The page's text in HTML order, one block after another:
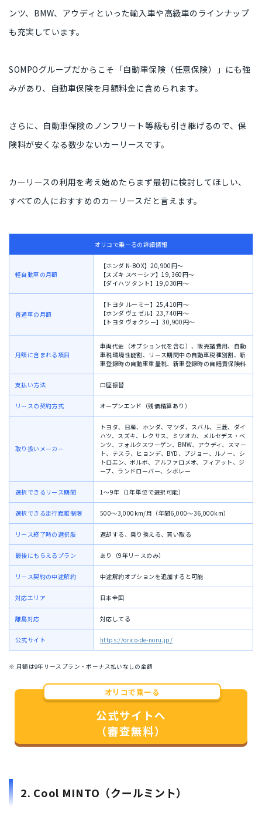
ンツ、BMW、アウディといった輸入車や高級車のラインナップ
も充実しています。
SOMPOグループだからこそ「自動車保険（任意保険）」にも強
みがあり、自動車保険を月額料金に含められます。
さらに、自動車保険のノンフリート等級も引き継げるので、保
険料が安くなる数少ないカーリースです。
カーリースの利用を考え始めたらまず最初に検討してほしい、
すべての人におすすめのカーリースだと言えます。
オリコで乗ーるの詳細情報
軽自動車の月額
【ホンダ N-BOX】20,900円〜
【スズキ スペーシア】19,360円〜
【ダイハツ タント】19,030円〜
普通車の月額
【トヨタ ルーミー】25,410円〜
【ホンダ ヴェゼル】23,740円〜
【トヨタ ヴォクシー】30,900円〜
月額に含まれる項目
車両代金（オプション代を含む）、販売諸費用、 自動
車税環境性能割、 リース期間中の自動車税種別割、新
車登録時の自動車重量税、新車登録時の自賠責保険料
支払い方法 口座振替
リースの契約方式 オープンエンド（残価精算あり）
取り扱いメーカー
トヨタ、日産、ホンダ、マツダ、スバル、三菱、ダイ
ハツ、スズキ、レクサス、ミツオカ、メルセデス・ベ
ンツ、フォルクスワーゲン、BMW、アウディ、スマー
ト、テスラ、ヒョンデ、BYD、プジョー、ルノー、シ
トロエン、ボルボ、アルファロメオ、フィアット、ジ
ープ、ランドローバー、シボレー
選択できるリース期間 1〜9年（1年単位で選択可能）
選択できる走行距離制限 500〜3,000km/月（年間6,000〜36,000km）
リース終了時の選択肢 返却する、乗り換える、買い取る
最後にもらえるプラン あり（9年リースのみ）
リース契約の中途解約 中途解約オプションを追加すると可能
対応エリア 日本全国
離島対応 対応してる
公式サイト https://orico-de-noru.jp/
※ 月額は9年リースプラン・ボーナス払いなしの金額
オリコで乗ーる
公式サイトへ
（審査無料）
2. Cool MINTO（クールミント）